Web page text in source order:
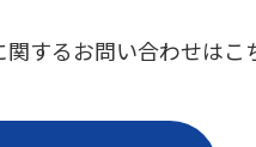
するお問い合わせはこ